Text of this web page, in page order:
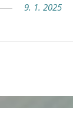
9. 1. 2025